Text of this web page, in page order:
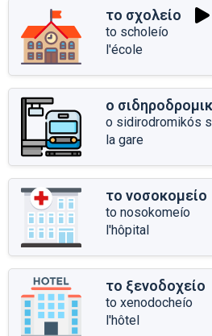
το σχολείο
to scholeío
l'école
ο
o sidirodromikós
la gare
το νοσοκομείο
to nosokomeío
l'hôpital
το ξενοδοχείο
to xenodocheío
l'hôtel